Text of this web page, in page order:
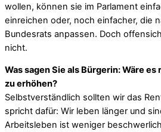
wollen, können sie im Parlament
einreichen oder, noch einfacher, die
Bundesrats anpassen. Doch
nicht.
Was sagen Sie als Bürgerin: Wäre
zu erhöhen?
Selbstverständlich sollten wir das
spricht dafür: Wir leben länger und
Arbeitsleben ist weniger